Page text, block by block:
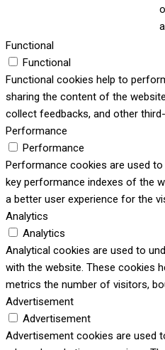
Functional
Functional
Functional cookies help to
sharing the content of the
collect feedbacks, and other
Performance
Performance
Performance cookies are used
key performance indexes of the
a better user experience for the
Analytics
Analytics
Analytical cookies are used to
with the website. These cookies
metrics the number of visitors,
Advertisement
Advertisement
Advertisement cookies are used